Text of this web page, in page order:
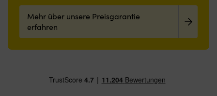
Mehr über unsere Preisgarantie
erfahren